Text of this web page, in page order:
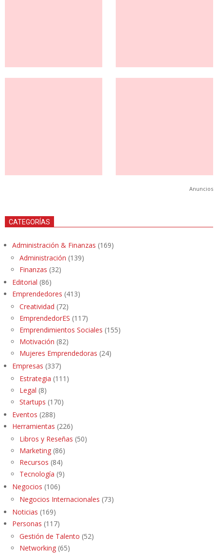
Anuncios
CATEGORÍAS
Administración & Finanzas (169)
Administración (139)
Finanzas (32)
Editorial (86)
Emprendedores (413)
Creatividad (72)
EmprendedorES (117)
Emprendimientos Sociales (155)
Motivación (82)
Mujeres Emprendedoras (24)
Empresas (337)
Estrategia (111)
Legal (8)
Startups (170)
Eventos (288)
Herramientas (226)
Libros y Reseñas (50)
Marketing (86)
Recursos (84)
Tecnología (9)
Negocios (106)
Negocios Internacionales (73)
Noticias (169)
Personas (117)
Gestión de Talento (52)
Networking (65)